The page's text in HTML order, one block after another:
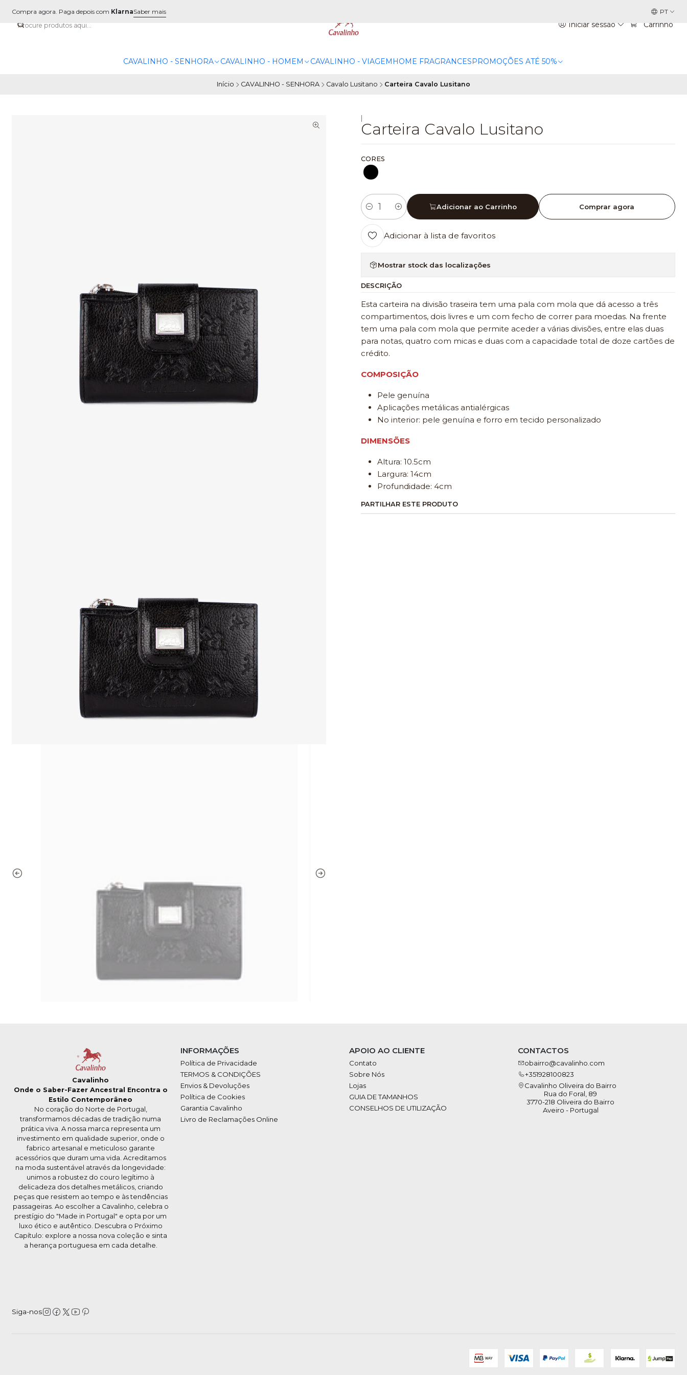
Iniciar sessão Carrinho
CAVALINHO - SENHORA CAVALINHO - HOMEM CAVALINHO - VIAGEM HOME FRAGRANCESPROMOÇÕES ATÉ 50%
Compra agora. Paga depois com KlarnaSaber mais PT
Início CAVALINHO - SENHORA Cavalo Lusitano Carteira Cavalo Lusitano
Carteira Cavalo Lusitano
CORES
Quantidade
Adicionar ao Carrinho Comprar agora
Adicionar à lista de favoritos
Mostrar stock das localizações
DESCRIÇÃO
Esta carteira na divisão traseira tem uma pala com mola que dá acesso a três
compartimentos, dois livres e um com fecho de correr para moedas. Na frente
tem uma pala com mola que permite aceder a várias divisões, entre elas duas
para notas, quatro com micas e duas com a capacidade total de doze cartões de
crédito.
COMPOSIÇÃO
Pele genuína
Aplicações metálicas antialérgicas
No interior: pele genuína e forro em tecido personalizado
DIMENSÕES
Altura: 10.5cm
Largura: 14cm
Profundidade: 4cm
PARTILHAR ESTE PRODUTO
Cavalinho
Onde o Saber-Fazer Ancestral Encontra o
Estilo Contemporâneo
No coração do Norte de Portugal,
transformamos décadas de tradição numa
prática viva. A nossa marca representa um
investimento em qualidade superior, onde o
fabrico artesanal e meticuloso garante
acessórios que duram uma vida. Acreditamos
na moda sustentável através da longevidade:
unimos a robustez do couro legítimo à
delicadeza dos detalhes metálicos, criando
peças que resistem ao tempo e às tendências
passageiras. Ao escolher a Cavalinho, celebra o
prestígio do "Made in Portugal" e opta por um
luxo ético e autêntico. Descubra o Próximo
Capítulo: explore a nossa nova coleção e sinta
a herança portuguesa em cada detalhe.
Siga-nos
INFORMAÇÕES
Política de Privacidade
TERMOS & CONDIÇÕES
Envios & Devoluções
Política de Cookies
Garantia Cavalinho
Livro de Reclamações Online
APOIO AO CLIENTE
Contato
Sobre Nós
Lojas
GUIA DE TAMANHOS
CONSELHOS DE UTILIZAÇÃO
CONTACTOS
obairro@cavalinho.com
+351928100823
Cavalinho Oliveira do Bairro
Rua do Foral, 89
3770-218 Oliveira do Bairro
Aveiro - Portugal